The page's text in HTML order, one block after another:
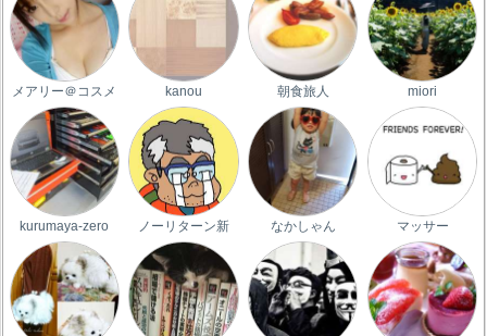
メアリー＠コスメ kanou 朝食旅人 miori
kurumaya-zero ノーリターン新 なかしゃん マッサー